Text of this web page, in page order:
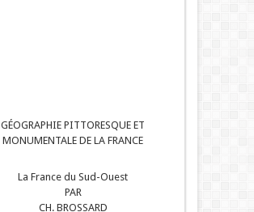
GÉOGRAPHIE PITTORESQUE ET
MONUMENTALE DE LA FRANCE
La France du Sud-Ouest
PAR
CH. BROSSARD